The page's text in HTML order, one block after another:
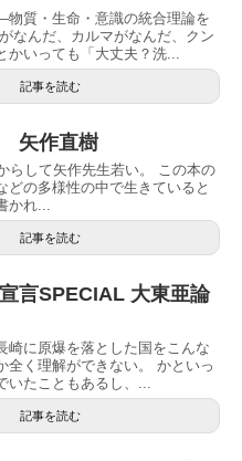
質・生命・意識の統合理論を
なんだ、カルマがなんだ、クン
かいっても「大丈夫？洗...
記事を読む
矢作直樹
らして矢作先生若い。 この本の
どの多様性の中で生きていると
かれ...
記事を読む
言SPECIAL 大東亜論
崎に原爆を落とした国をこんな
全く理解ができない。 かといっ
いたこともあるし、...
記事を読む